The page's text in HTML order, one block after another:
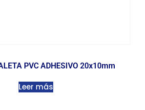
PVC ADHESIVO 20x10mm
Leer más